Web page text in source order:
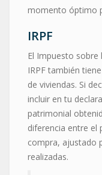
momento óptimo
IRPF
El Impuesto sobre
IRPF también
de viviendas. Si
incluir en tu
patrimonial
diferencia entre el
compra, ajustado
realizadas.